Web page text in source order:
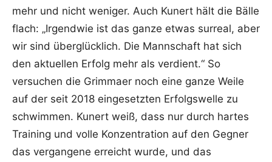
mehr und nicht weniger. Auch Kunert hält die Bälle
flach: „Irgendwie ist das ganze etwas surreal, aber
wir sind überglücklich. Die Mannschaft hat sich
den aktuellen Erfolg mehr als verdient.“ So
versuchen die Grimmaer noch eine ganze Weile
auf der seit 2018 eingesetzten Erfolgswelle zu
schwimmen. Kunert weiß, dass nur durch hartes
Training und volle Konzentration auf den Gegner
das vergangene erreicht wurde, und das